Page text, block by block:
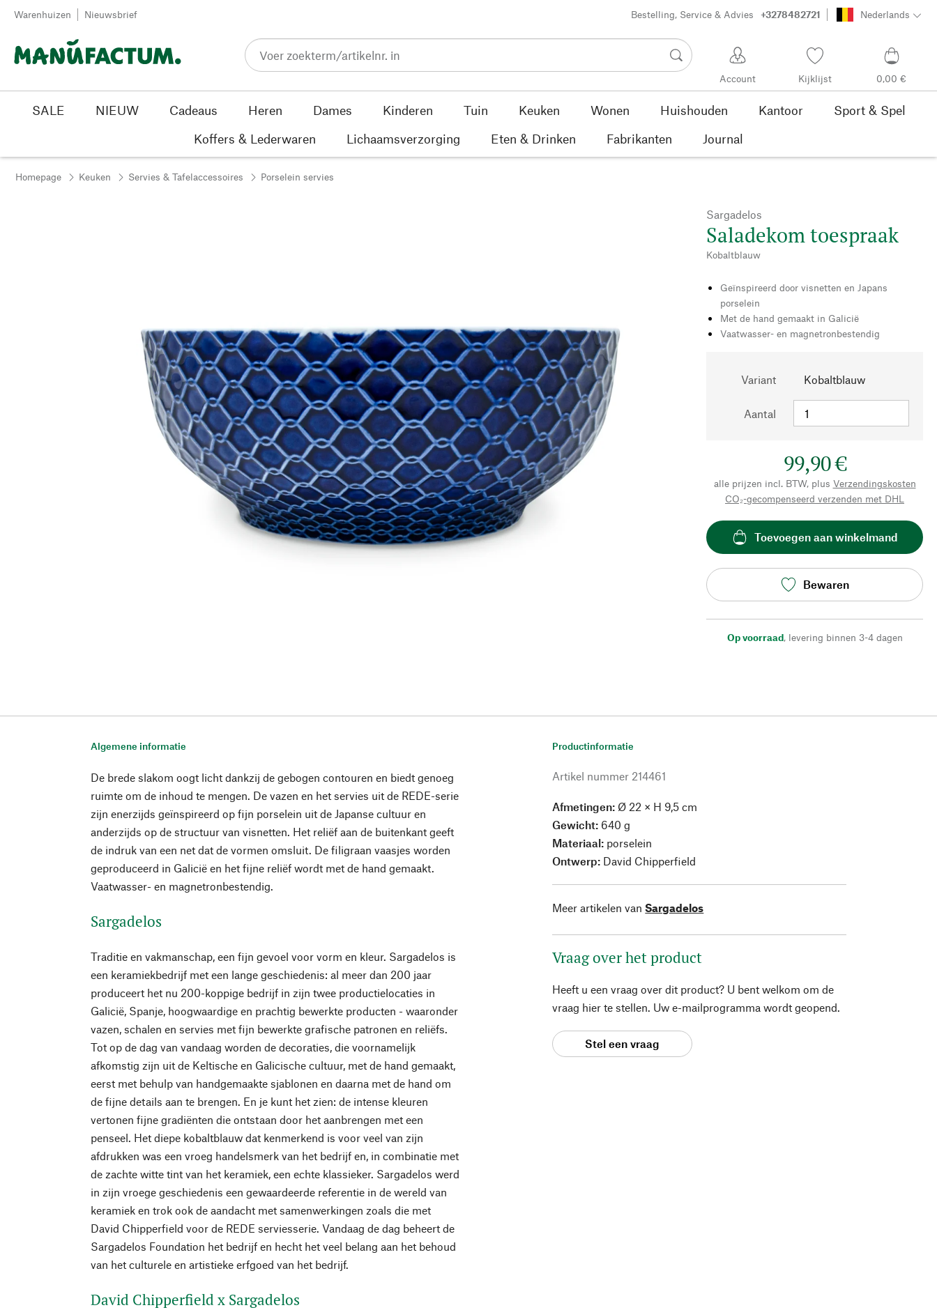
Passer au contenu
Warenhuizen Nieuwsbrief Bestelling, Service & Advies +3278482721 Nederlands
Account Kijklijst 0,00 €
SALE NIEUW Cadeaus Heren Dames Kinderen Tuin Keuken Wonen Huishouden Kantoor
Sport & Spel
Koffers & Lederwaren
Lichaamsverzorging Eten & Drinken Fabrikanten Journal
Homepage Keuken Servies & Tafelaccessoires Porselein servies
Sargadelos
Saladekom toespraak
Kobaltblauw
Geïnspireerd door visnetten en Japans
porselein
Met de hand gemaakt in Galicië
Vaatwasser- en magnetronbestendig
Variant Kobaltblauw
Aantal
99,90 €
alle prijzen incl. BTW, plus Verzendingskosten
CO₂-gecompenseerd verzenden met DHL
Toevoegen aan winkelmand
Bewaren
Op voorraad, levering binnen 3-4 dagen
Algemene informatie
De brede slakom oogt licht dankzij de gebogen contouren en biedt genoeg
ruimte om de inhoud te mengen. De vazen en het servies uit de REDE-serie
zijn enerzijds geïnspireerd op fijn porselein uit de Japanse cultuur en
anderzijds op de structuur van visnetten. Het reliëf aan de buitenkant geeft
de indruk van een net dat de vormen omsluit. De filigraan vaasjes worden
geproduceerd in Galicië en het fijne reliëf wordt met de hand gemaakt.
Vaatwasser- en magnetronbestendig.
Sargadelos
Traditie en vakmanschap, een fijn gevoel voor vorm en kleur. Sargadelos is
een keramiekbedrijf met een lange geschiedenis: al meer dan 200 jaar
produceert het nu 200-koppige bedrijf in zijn twee productielocaties in
Galicië, Spanje, hoogwaardige en prachtig bewerkte producten - waaronder
vazen, schalen en servies met fijn bewerkte grafische patronen en reliëfs.
Tot op de dag van vandaag worden de decoraties, die voornamelijk
afkomstig zijn uit de Keltische en Galicische cultuur, met de hand gemaakt,
eerst met behulp van handgemaakte sjablonen en daarna met de hand om
de fijne details aan te brengen. En je kunt het zien: de intense kleuren
vertonen fijne gradiënten die ontstaan door het aanbrengen met een
penseel. Het diepe kobaltblauw dat kenmerkend is voor veel van zijn
afdrukken was een vroeg handelsmerk van het bedrijf en, in combinatie met
de zachte witte tint van het keramiek, een echte klassieker. Sargadelos werd
in zijn vroege geschiedenis een gewaardeerde referentie in de wereld van
keramiek en trok ook de aandacht met samenwerkingen zoals die met
David Chipperfield voor de REDE serviesserie. Vandaag de dag beheert de
Sargadelos Foundation het bedrijf en hecht het veel belang aan het behoud
van het culturele en artistieke erfgoed van het bedrijf.
David Chipperfield x Sargadelos
Productinformatie
Artikel nummer 214461
Afmetingen: Ø 22 × H 9,5 cm
Gewicht: 640 g
Materiaal: porselein
Ontwerp: David Chipperfield
Meer artikelen van Sargadelos
Vraag over het product
Heeft u een vraag over dit product? U bent welkom om de
vraag hier te stellen. Uw e-mailprogramma wordt geopend.
Stel een vraag